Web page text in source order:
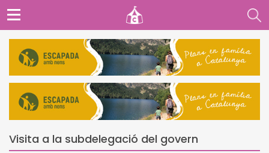
Visita a la subdelegació del govern